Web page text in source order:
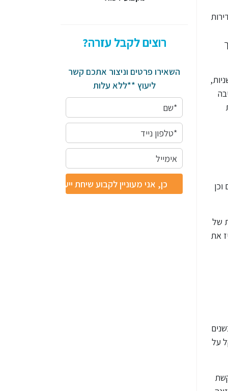
של
את
על
רוצים לקבל עזרה?
השאירו פרטים וניצור אתכם קשר
ליעוץ **ללא עלות